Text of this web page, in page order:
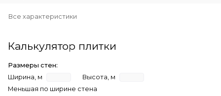
Все характеристики
Калькулятор плитки
Размеры стен:
Ширина, м
Высота, м
Меньшая по ширине стена